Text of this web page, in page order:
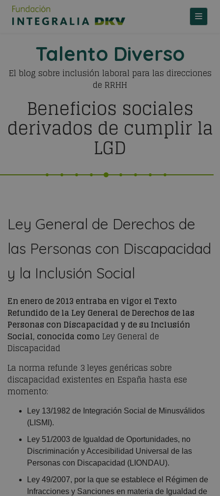
Talento Diverso
El blog sobre inclusión laboral para las direcciones
de RRHH
Beneficios sociales
derivados de cumplir la
LGD
Ley General de Derechos de
las Personas con Discapacidad
y la Inclusión Social
En enero de 2013 entraba en vigor el Texto
Refundido de la Ley General de Derechos de las
Personas con Discapacidad y de su Inclusión
Social, conocida como Ley General de
Discapacidad
La norma refunde 3 leyes genéricas sobre
discapacidad existentes en España hasta ese
momento:
Ley 13/1982 de Integración Social de Minusválidos
(LISMI).
Ley 51/2003 de Igualdad de Oportunidades, no
Discriminación yAccesibi idad Universal de las
Personas con Discapacidad (LIONDAU).
Ley 49/2007, por la que se establece el Régimen de
Infracciones y Sanciones en materia de Igualdad de